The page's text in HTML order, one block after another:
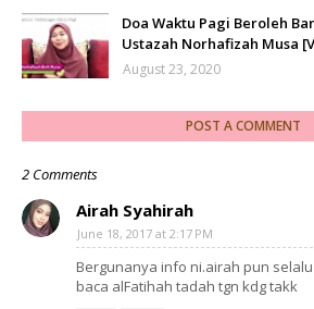
Doa Waktu Pagi Beroleh
Ustazah Norhafizah Musa
August 23, 2020
POST A COMMENT
2 Comments
Airah Syahirah
June 18, 2017 at 2:17 PM
Bergunanya info ni.airah pun
baca alFatihah tadah tgn kdg takk